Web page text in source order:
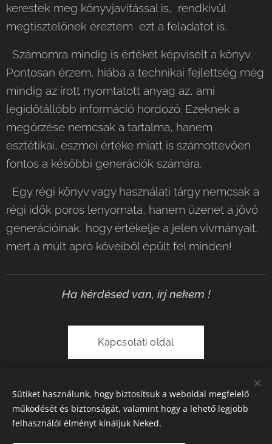
kerestek meg könyvjavítással is, rendkívül
megtisztelőnek éreztem ezt a feladatot is.
Számomra mindig is értéket képviselt a könyv.
Pontosan érzem, hiába a technikai fejlettség még
mindig az írott nyomtatott anyag az, ami
legidőtállóbb információ hordozó. Ezeknek a
megőrzése nemcsak a tartalma, hanem
esztétikai, eszmei értéke miatt is számottevően
fontos a későbbi generációk számára.
Egy régi könyv vagy használati tárgy nemcsak a
régi idők poros lenyomata, hanem üzenet a jövő
generációinak, hogy értékelje a jelen vívmányait,
mert a múlt apró köveiből épült fel minden!
Ha kérdésed van, írj nekem !
Kapcsolati oldal
© 2026 Minden jog fenntartva
Sütiket használunk, hogy biztosítsuk a weboldal megfelelő
működését és biztonságát, valamint hogy a lehető legjobb
felhasználói élményt kínáljuk Neked.